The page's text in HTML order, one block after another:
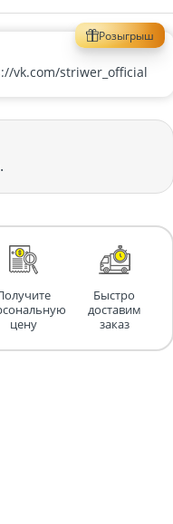
Розыгрыш
vk.com/striwer_official
цену
Быстро
доставим
заказ